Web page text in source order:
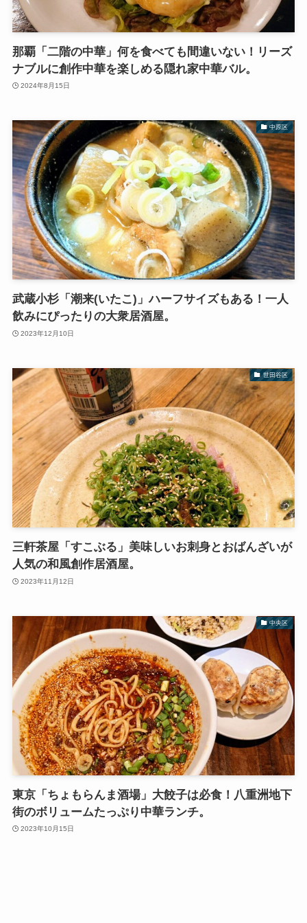
那覇「二階の中華」何を食べても間違いない！リーズ
ナブルに創作中華を楽しめる隠れ家中華バル。
2024年8月15日
中原区
武蔵小杉「潮来(いたこ)」ハーフサイズもある！一人
飲みにぴったりの大衆居酒屋。
2023年12月10日
世田谷区
三軒茶屋「すこぶる」美味しいお刺身とおばんざいが
人気の和風創作居酒屋。
2023年11月12日
中央区
東京「ちょもらんま酒場」大餃子は必食！八重洲地下
街のボリュームたっぷり中華ランチ。
2023年10月15日